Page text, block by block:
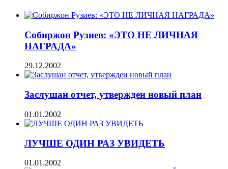
Собиржон Рузиев: «ЭТО НЕ ЛИЧНАЯ
НАГРАДА»
29.12.2002
Заслушан отчет, утвержден новый план
01.01.2002
ЛУЧШЕ ОДИН РАЗ УВИДЕТЬ
01.01.2002